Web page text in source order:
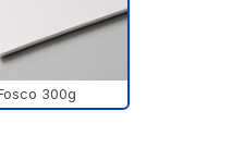
300g